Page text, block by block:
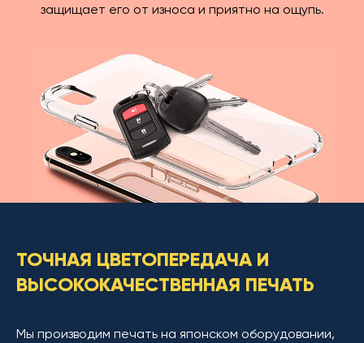
защищает его от износа и приятно на ощупь.
ТОЧНАЯ ЦВЕТОПЕРЕДАЧА И
ВЫСОКОКАЧЕСТВЕННАЯ ПЕЧАТЬ
Мы производим печать на японском оборудовании,